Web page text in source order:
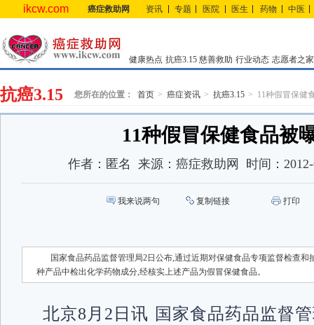
ikcw.com 癌症救助网 资讯 专题 医院 医生 药物 中医
健康热点 抗癌3.15 慈善救助 行业动态 志愿者之家
抗癌3.15 您所在的位置： 首页 癌症资讯 抗癌3.15 11种假冒保健
11种假冒保健食品被
作者： 匿名 来源： 癌症救助网 时间：
我来说两句 复制链接 打印
国家食品药品监督管理局2日公布,通过近期对保健食品专项监督检查和
种产品中检出化学药物成分,经核实上述产品为假冒保健食品。
北京8月2日讯 国家食品药品监督